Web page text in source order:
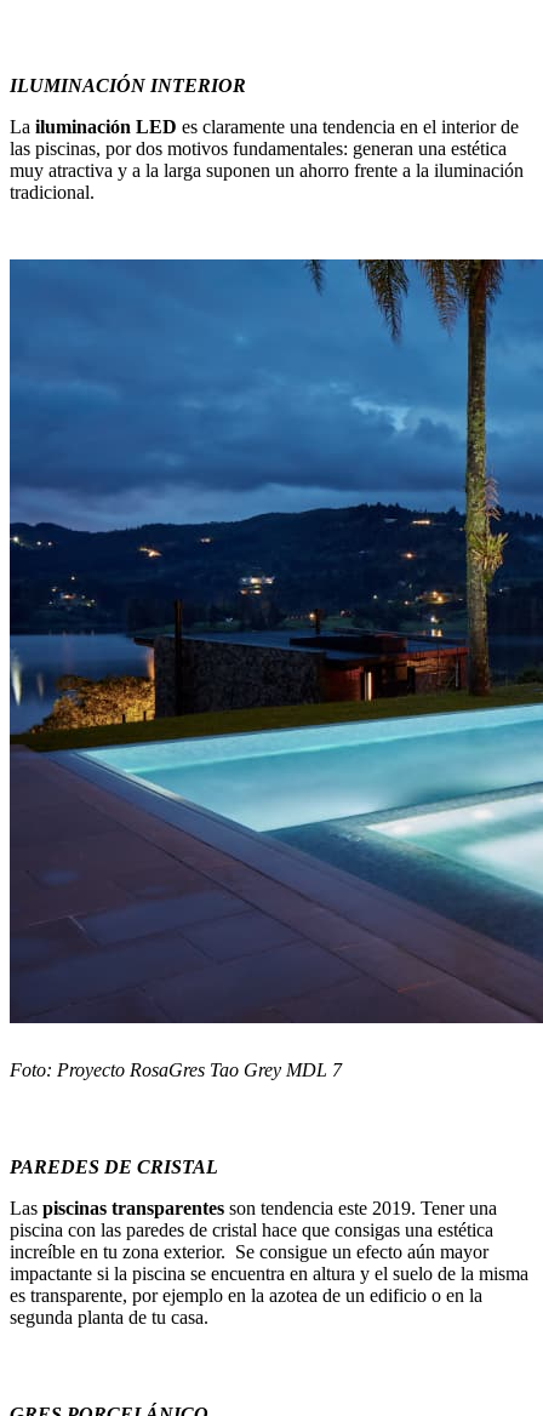
ILUMINACIÓN INTERIOR
La iluminación LED es claramente una tendencia en el interior de
las piscinas, por dos motivos fundamentales: generan una estética
muy atractiva y a la larga suponen un ahorro frente a la iluminación
tradicional.
Foto: Proyecto RosaGres Tao Grey MDL 7
PAREDES DE CRISTAL
Las piscinas transparentes son tendencia este 2019. Tener una
piscina con las paredes de cristal hace que consigas una estética
increíble en tu zona exterior. Se consigue un efecto aún mayor
impactante si la piscina se encuentra en altura y el suelo de la misma
es transparente, por ejemplo en la azotea de un edificio o en la
segunda planta de tu casa.